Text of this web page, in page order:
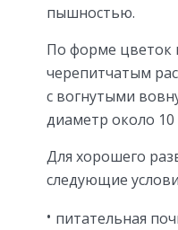
пышностью.
По форме цветок
черепитчатым
с вогнутыми
диаметр около 10
Для хорошего
следующие
питательная